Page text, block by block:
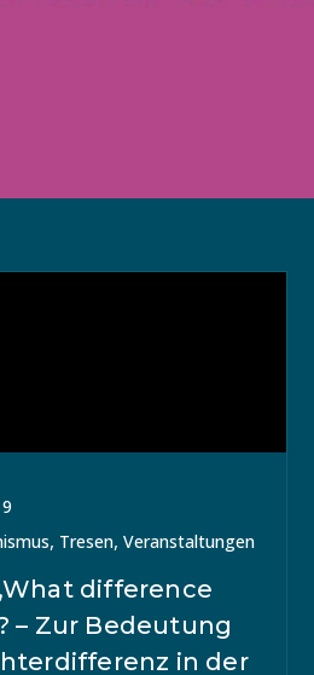
, Tresen,Veranstaltungen
difference
– Zur Bedeutung
in der